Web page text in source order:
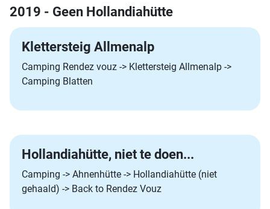
2019 - Geen Hollandiahütte
Klettersteig Allmenalp
Camping Rendez vouz -> Klettersteig Allmenalp ->
Camping Blatten
Hollandiahütte, niet te doen...
Camping -> Ahnenhütte -> Hollandiahütte (niet
gehaald) -> Back to Rendez Vouz